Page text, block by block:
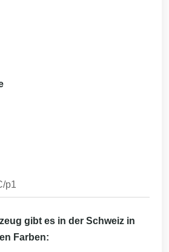
p1
gibt es in der Schweiz in
Farben: